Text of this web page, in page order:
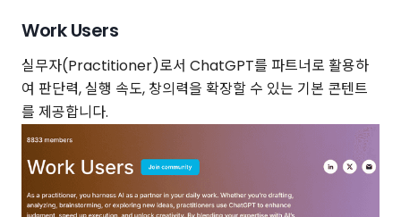
Work Users
실무자(Practitioner)로서 ChatGPT를 파트너로 활용하
여 판단력, 실행 속도, 창의력을 확장할 수 있는 기본 콘텐트
를 제공합니다.